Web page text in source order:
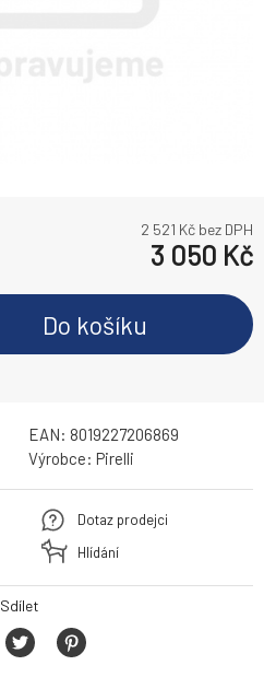
2 521 Kč bez DPH
3 050 Kč
Do košíku
EAN: 8019227206869
Výrobce: Pirelli
Dotaz prodejci
Hlídání
Sdílet